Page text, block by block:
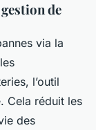
de
via la
l’outil
Cela réduit les
des